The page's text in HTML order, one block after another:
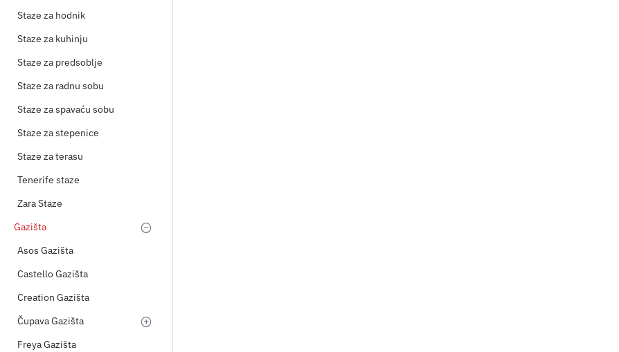
Staze za hodnik
Staze za kuhinju
Staze za predsoblje
Staze za radnu sobu
Staze za spavaću sobu
Staze za stepenice
Staze za terasu
Tenerife staze
Zara Staze
Gazišta
Asos Gazišta
Castello Gazišta
Creation Gazišta
Čupava Gazišta
Freya Gazišta